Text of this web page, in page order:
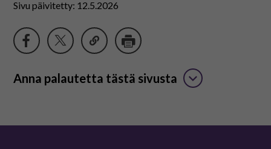
Sivu päivitetty: 12.5.2026
Anna palautetta tästä sivusta